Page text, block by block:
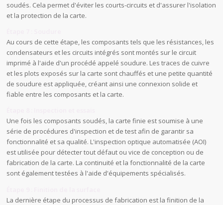
soudés. Cela permet d'éviter les courts-circuits et d'assurer l'isolation
et la protection de la carte.
Au cours de cette étape, les composants tels que les résistances, les
condensateurs et les circuits intégrés sont montés sur le circuit
imprimé à l'aide d'un procédé appelé soudure. Les traces de cuivre
et les plots exposés sur la carte sont chauffés et une petite quantité
de soudure est appliquée, créant ainsi une connexion solide et
fiable entre les composants et la carte.
Une fois les composants soudés, la carte finie est soumise à une
série de procédures d'inspection et de test afin de garantir sa
fonctionnalité et sa qualité. L'inspection optique automatisée (AOI)
est utilisée pour détecter tout défaut ou vice de conception ou de
fabrication de la carte. La continuité et la fonctionnalité de la carte
sont également testées à l'aide d'équipements spécialisés.
La dernière étape du processus de fabrication est la finition de la